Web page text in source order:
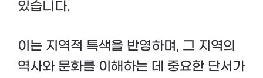
있습니다.
이는 지역적 특색을 반영하며, 그 지역의
역사와 문화를 이해하는 데 중요한 단서가